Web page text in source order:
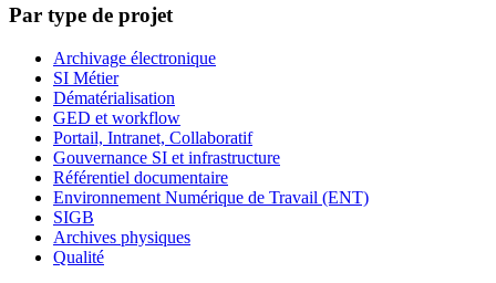
Par type de projet
Archivage électronique
SI Métier
Dématérialisation
GED et workflow
Portail, Intranet, Collaboratif
Gouvernance SI et infrastructure
Référentiel documentaire
Environnement Numérique de Travail (ENT)
SIGB
Archives physiques
Qualité